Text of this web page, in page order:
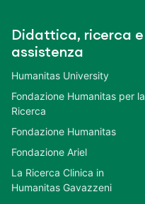
Didattica, ricerca e
assistenza
Humanitas University
Fondazione Humanitas per la
Ricerca
Fondazione Humanitas
Fondazione Ariel
La Ricerca Clinica in
Humanitas Gavazzeni